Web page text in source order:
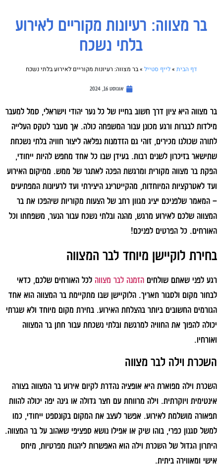
בר מצווה: רעיונות מקוריים לאירוע
בלתי נשכח
דף הבית »לייף סטייל »בר מצווה: רעיונות מקוריים לאירוע בלתי נשכח
אוגוסט 16, 2024
בר מצווה היא ציון דרך חשוב בחייו של כל נער יהודי וישראלי, סמל למעבר
מילדות לבגרות ורגע מכונן עבור המשפחה כולה. אך מעבר לטקס העלייה
לתורה שכולנו מכירים, זוהי גם הזדמנות נפלאה ליצור חוויה בלתי נשכחת
שתישאר בזיכרון לשנים רבות. בעידן שבו כל אחד מחפש להיות ייחודי,
הפקת בר מצווה מקורית ומרגשת הפכה לאתגר של ממש. ממיקום האירוע
ועד לאטרקציות המיוחדות, מהקייטרינג היצירתי ועד לרעיונות המפתיעים
– המאמר שלפניכם יציג מגוון רחב של הצעות מקוריות שיהפכו את בר
המצווה שלכם לאירוע מרגש, מהנה ובלתי נשכח עבור הנער, משפחתו וכל
האורחים. כל הפרטים לפניכם!
בחירת לוקיישן מיוחד לבר המצווה
רגע לפני שאתם שולחים הזמנה לבר מצווה לכל האורחים שלכם, כדאי
לבחור מקום ולסגור תאריך. הלוקיישן שבו מתקיימת בר המצווה הוא אחד
הגורמים החשובים ביותר בהצלחת האירוע. בחירת מקום מיוחד ולא שגרתי
יכולה להפוך את החוויה למרגשת ובלתי נשכחת עבור חתן בר המצווה
ואורחיו.
השכרת וילה לבר מצווה
השכרת וילה מפוארת היא אופציה נהדרת לקיום אירוע בר המצווה בצורה
אינטימית ויוקרתית. וילה מרווחת עם חצר גדולה או גינה יפה יכולה להוות
תפאורה מושלמת לאירוע. אפשר לעצב את המקום בקונספט ייחודי, כמו
למשל סגנון כפרי, בוהו שיק או אפילו נושא ספציפי שאהוב על בר המצווה.
היתרון הגדול של השכרת וילה הוא האפשרות ליהנות מפרטיות, מיחס
אישי ומאווירה ביתית.